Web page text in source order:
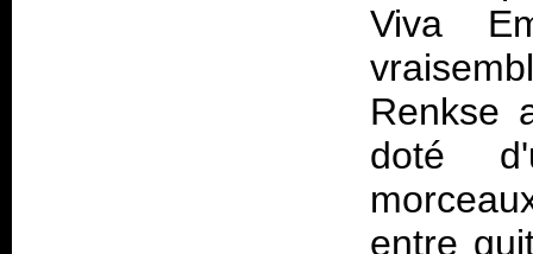
Viva
Renkse
doté
entre